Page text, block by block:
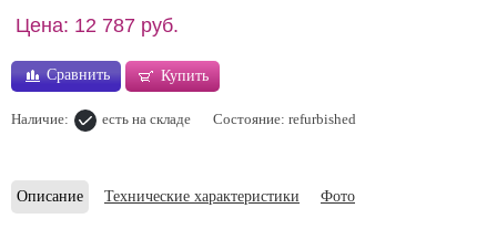
Цена: 12 787 руб.
Сравнить Купить
Наличие: есть на складе Состояние: refurbished
Описание Технические характеристики Фото